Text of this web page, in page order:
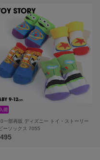
一部再販 ディズニー トイ・ストーリー
ーソックス 7055